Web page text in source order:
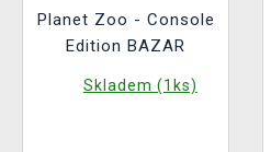
Planet Zoo - Console
Edition BAZAR
Skladem (1ks)